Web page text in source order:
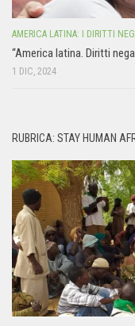
AMERICA LATINA: I DIRITTI
“America latina. Diritti
1 DIC, 2024
RUBRICA: STAY HUMAN